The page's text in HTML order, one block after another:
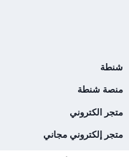
شنطة
منصة شنطة
متجر الكتروني
متجر إلكتروني مجاني